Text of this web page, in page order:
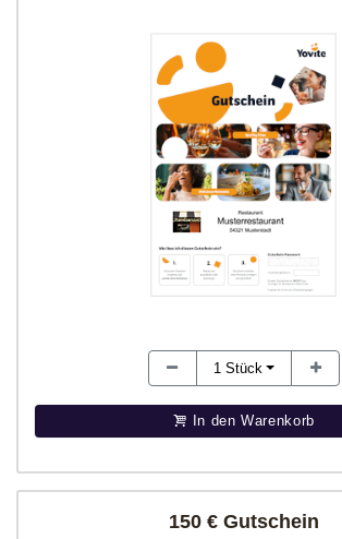
1 Stück
In den Warenkorb
150 € Gutschein